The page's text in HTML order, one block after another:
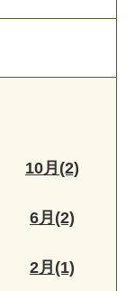
10月(2)
6月(2)
2月(1)